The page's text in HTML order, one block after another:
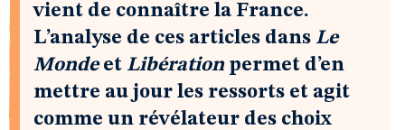
vient de connaître la France.
L’analyse de ces articles dans Le
Mondeet Libération permet d’en
mettre au jour les ressorts et agit
comme un révélateur des choix